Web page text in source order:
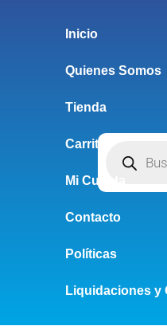
Inicio
Quienes Somos
Tienda
Carrito
Mi Cuenta
Contacto
Políticas
Liquidaciones y